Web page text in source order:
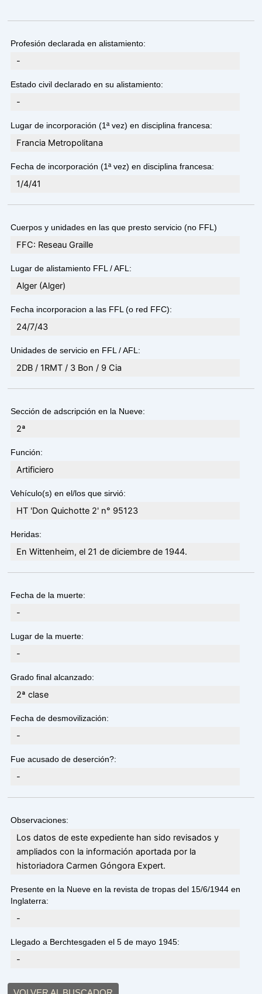
Profesión declarada en alistamiento:
-
Estado civil declarado en su alistamiento:
-
Lugar de incorporación (1ª vez) en disciplina francesa:
Francia Metropolitana
Fecha de incorporación (1ª vez) en disciplina francesa:
1/4/41
Cuerpos y unidades en las que presto servicio (no FFL)
FFC: Reseau Graille
Lugar de alistamiento FFL / AFL:
Alger (Alger)
Fecha incorporacion a las FFL (o red FFC):
24/7/43
Unidades de servicio en FFL / AFL:
2DB / 1RMT / 3 Bon / 9 Cia
Sección de adscripción en la Nueve:
2ª
Función:
Artificiero
Vehículo(s) en el/los que sirvió:
HT 'Don Quichotte 2' n° 95123
Heridas:
En Wittenheim, el 21 de diciembre de 1944.
Fecha de la muerte:
-
Lugar de la muerte:
-
Grado final alcanzado:
2ª clase
Fecha de desmovilización:
-
Fue acusado de deserción?:
-
Observaciones:
Los datos de este expediente han sido revisados y
ampliados con la información aportada por la
historiadora Carmen Góngora Expert.
Presente en la Nueve en la revista de tropas del 15/6/1944 en
Inglaterra:
-
Llegado a Berchtesgaden el 5 de mayo 1945:
-